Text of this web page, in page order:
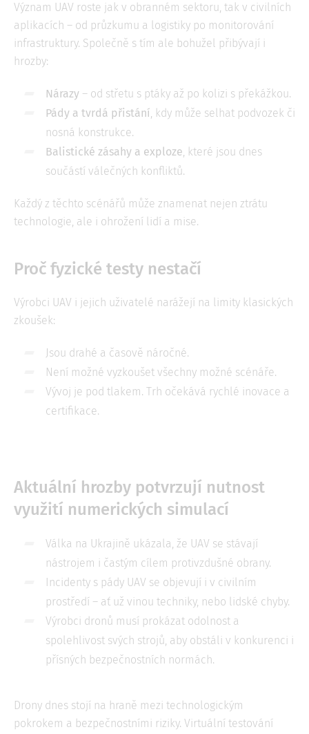
Význam UAV roste jak v obranném sektoru, tak v civilních
aplikacích – od průzkumu a logistiky po monitorování
infrastruktury. Společně s tím ale bohužel přibývají i
hrozby:
Nárazy – od střetu s ptáky až po kolizi s překážkou.
Pády a tvrdá přistání, kdy může selhat podvozek či
nosná konstrukce.
Balistické zásahy a exploze, které jsou dnes
součástí válečných konfliktů.
Každý z těchto scénářů může znamenat nejen ztrátu
technologie, ale i ohrožení lidí a mise.
Proč fyzické testy nestačí
Výrobci UAV i jejich uživatelé narážejí na limity klasických
zkoušek:
Jsou drahé a časově náročné.
Není možné vyzkoušet všechny možné scénáře.
Vývoj je pod tlakem. Trh očekává rychlé inovace a
certifikace.
Aktuální hrozby potvrzují nutnost
využití numerických simulací
Válka na Ukrajině ukázala, že UAV se stávají
nástrojem i častým cílem protivzdušné obrany.
Incidenty s pády UAV se objevují i v civilním
prostředí – ať už vinou techniky, nebo lidské chyby.
Výrobci dronů musí prokázat odolnost a
spolehlivost svých strojů, aby obstáli v konkurenci i
přísných bezpečnostních normách.
Drony dnes stojí na hraně mezi technologickým
pokrokem a bezpečnostními riziky. Virtuální testování